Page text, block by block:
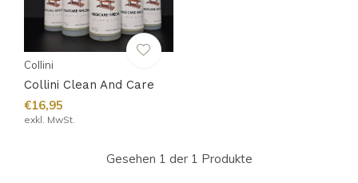
Collini
Collini Clean And Care
€16,95
exkl. MwSt.
Gesehen 1 der 1 Produkte